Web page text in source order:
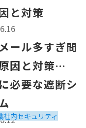
と対策
む
ール多すぎ問
因と対策
必要な遮断シ
社内セキュリティ